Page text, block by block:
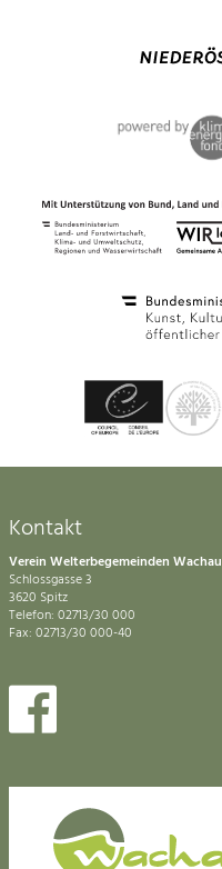
Kontakt
Verein Welterbegemeinden Wachau
Schlossgasse 3
3620 Spitz
Telefon: 02713/30 000
Fax: 02713/30 000-40